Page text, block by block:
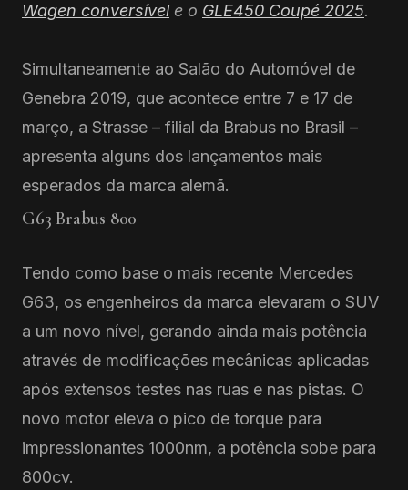
Wagen conversívele o GLE450 Coupé 2025.
Simultaneamente ao Salão do Automóvel de
Genebra 2019, que acontece entre 7 e 17 de
março, a Strasse – filial da Brabus no Brasil –
apresenta alguns dos lançamentos mais
esperados da marca alemã.
G63 Brabus 800
Tendo como base o mais recente Mercedes
G63, os engenheiros da marca elevaram o SUV
a um novo nível, gerando ainda mais potência
através de modificações mecânicas aplicadas
após extensos testes nas ruas e nas pistas. O
novo motor eleva o pico de torque para
impressionantes 1000nm, a potência sobe para
800cv.